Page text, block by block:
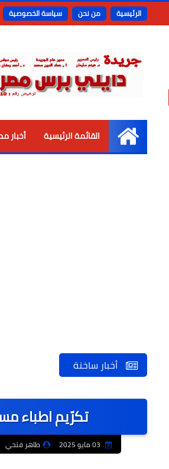
الرئيسية من نحن سياسة الخصوصية
الرئيسية
القائمة الرئيسية أخبار
أخبار ساخنة
تكرّيم اطباء
طاهر فتحي